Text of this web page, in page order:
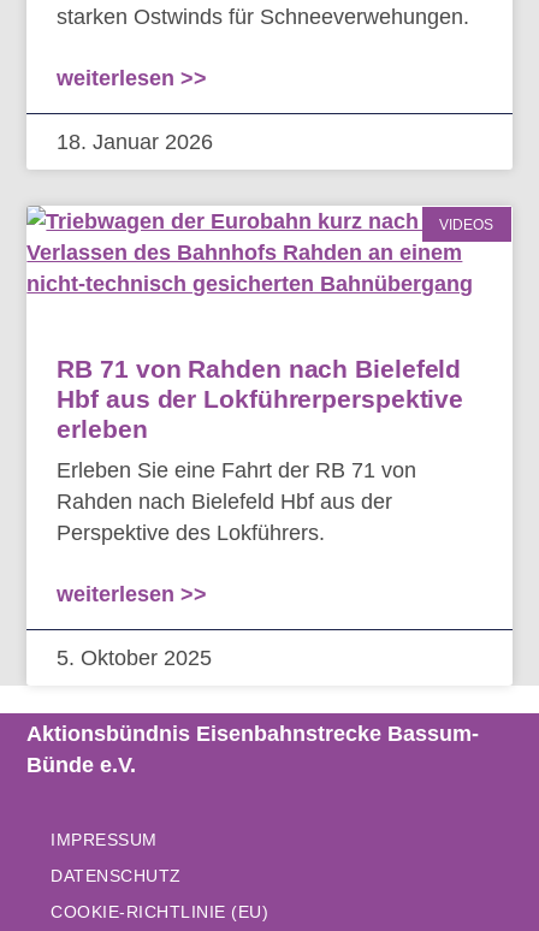
starken Ostwinds für Schneeverwehungen.
weiterlesen >>
18. Januar 2026
VIDEOS
RB 71 von Rahden nach Bielefeld
Hbf aus der Lokführerperspektive
erleben
Erleben Sie eine Fahrt der RB 71 von
Rahden nach Bielefeld Hbf aus der
Perspektive des Lokführers.
weiterlesen >>
5. Oktober 2025
Aktionsbündnis Eisenbahnstrecke Bassum-
Bünde e.V.
IMPRESSUM
DATENSCHUTZ
COOKIE-RICHTLINIE (EU)